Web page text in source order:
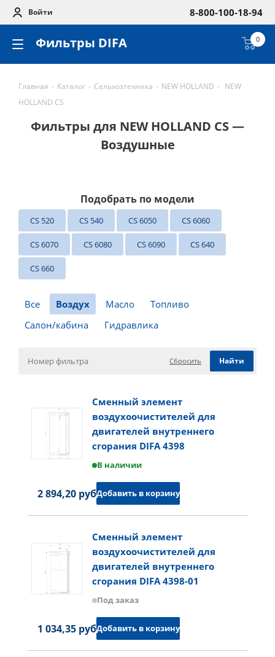
Войти 8-800-100-18-94
Фильтры DIFA 0
Главная - Каталог - Сельхозтехника - NEW HOLLAND - NEW
HOLLAND CS
Фильтры для NEW HOLLAND CS —
Воздушные
Подобрать по модели
CS 520 CS 540 CS 6050 CS 6060
CS 6070 CS 6080 CS 6090 CS 640
CS 660
Все Воздух Масло
Топливо
Салон/кабина
Гидравлика
Сбросить
Сменный элемент
воздухоочистителей для
двигателей внутреннего
сгорания DIFA 4398
В наличии
2 894,20 руб.Добавить в корзину
Сменный элемент
воздухоочистителей для
двигателей внутреннего
сгорания DIFA 4398-01
Под заказ
1 034,35 руб.Добавить в корзину